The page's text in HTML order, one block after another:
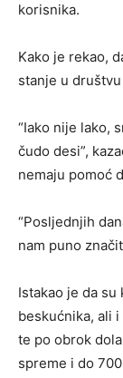
korisnika.
Kako je rekao,
stanje u
“Iako nije lako,
čudo desi”,
nemaju pomoć
“Posljednjih
nam puno
Istakao je da
beskućnika, ali
te po obrok
spreme i do